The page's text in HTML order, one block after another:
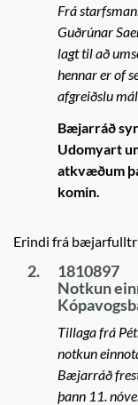
Frá
Guðrúnar
lagt til að
hennar er of
afgreiðslu
Bæjarráð
Udomyart
atkvæðum
komin.
Erindi frá
2.
1810897
Notkun
Tillaga frá
notkun
Bæjarráð
þann 11.